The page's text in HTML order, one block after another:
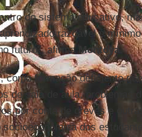
do sistema educativo,
razoável e
futuro", afirma Montoya .
como formação deficiente
de sala de aula, problemas
por conta de greves e outras
dos